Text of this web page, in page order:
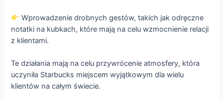
Wprowadzenie drobnych gestów, takich jak odręczne
notatki na kubkach, które mają na celu wzmocnienie relacji
z klientami.
Te działania mają na celu przywrócenie atmosfery, która
uczyniła Starbucks miejscem wyjątkowym dla wielu
klientów na całym świecie.